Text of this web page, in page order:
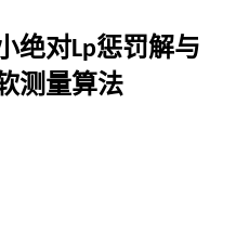
绝对Lp惩罚解与
测量算法